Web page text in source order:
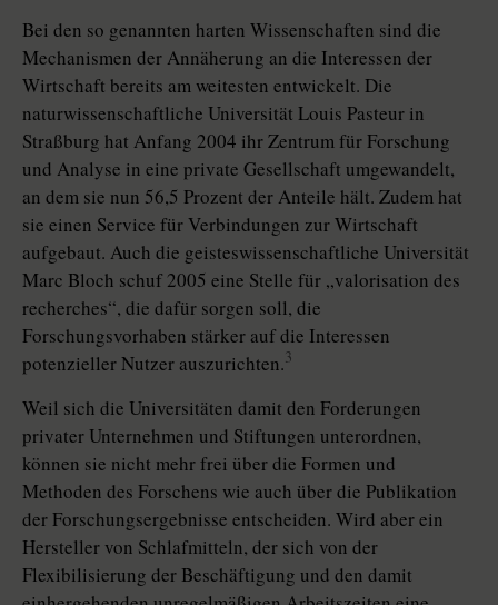
Bei den so genannten harten Wissenschaften sind die
Mechanismen der Annäherung an die Interessen der
Wirtschaft bereits am weitesten entwickelt. Die
naturwissenschaftliche Universität Louis Pasteur in
Straßburg hat Anfang 2004 ihr Zentrum für Forschung
und Analyse in eine private Gesellschaft umgewandelt,
an dem sie nun 56,5 Prozent der Anteile hält. Zudem hat
sie einen Service für Verbindungen zur Wirtschaft
aufgebaut. Auch die geisteswissenschaftliche Universität
Marc Bloch schuf 2005 eine Stelle für „valorisation des
recherches“, die dafür sorgen soll, die
Forschungsvorhaben stärker auf die Interessen
potenzieller Nutzer auszurichten.3
Weil sich die Universitäten damit den Forderungen
privater Unternehmen und Stiftungen unterordnen,
können sie nicht mehr frei über die Formen und
Methoden des Forschens wie auch über die Publikation
der Forschungsergebnisse entscheiden. Wird aber ein
Hersteller von Schlafmitteln, der sich von der
Flexibilisierung der Beschäftigung und den damit